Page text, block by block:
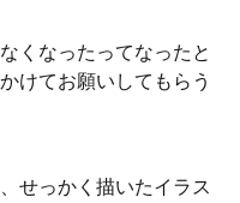
くなったってなったと
けてお願いしてもらう
せっかく描いたイラス